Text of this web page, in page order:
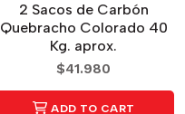
2 Sacos de Carbón
Quebracho Colorado 40
Kg. aprox.
$41.980
ADD TO CART